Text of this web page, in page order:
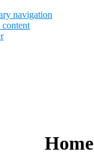
navigation
Home